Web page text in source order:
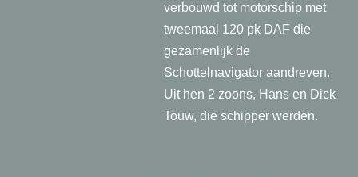
verbouwd tot motorschip met
tweemaal 120 pk DAF die
gezamenlijk de
Schottelnavigator aandreven.
Uit hen 2 zoons, Hans en Dick
Touw, die schipper werden.